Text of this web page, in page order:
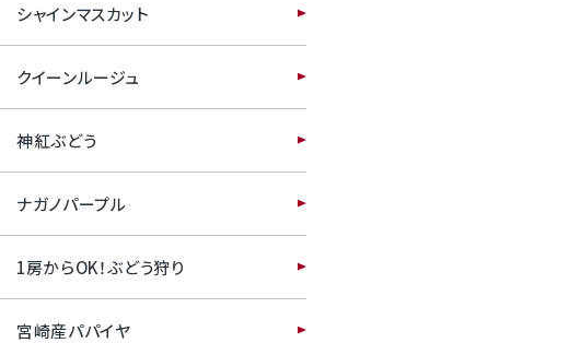
マスクメロンと季節のフルーツ詰合せ
お試しフルーツ
シャインマスカット
クイーンルージュ
神紅ぶどう
ナガノパープル
1房からOK！ぶどう狩り
宮崎産パパイヤ